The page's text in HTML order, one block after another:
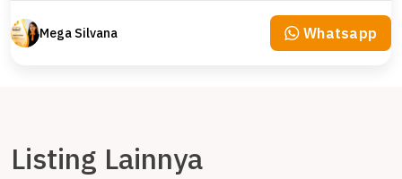
Mega Silvana Whatsapp
Listing Lainnya